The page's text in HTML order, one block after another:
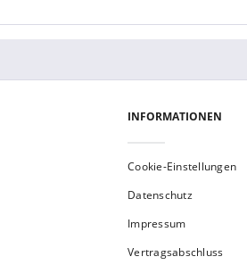
INFORMATIONEN
Cookie-Einstellungen
Datenschutz
Impressum
Vertragsabschluss